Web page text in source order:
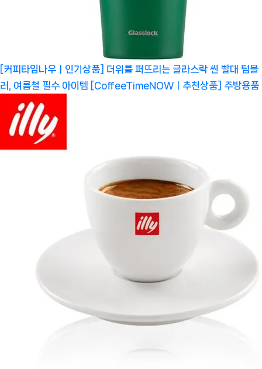
[커피타임나우ㅣ인기상품] 더위를 퍼뜨리는 글라스락 씬 빨대 텀블
러, 여름철 필수 아이템 [CoffeeTimeNOWㅣ추천상품] 주방용품